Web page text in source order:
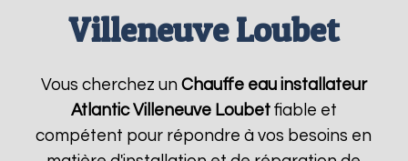
Villeneuve Loubet
Vous cherchez un Chauffe eau installateur
Atlantic Villeneuve Loubetfiable et
compétent pour répondre à vos besoins en